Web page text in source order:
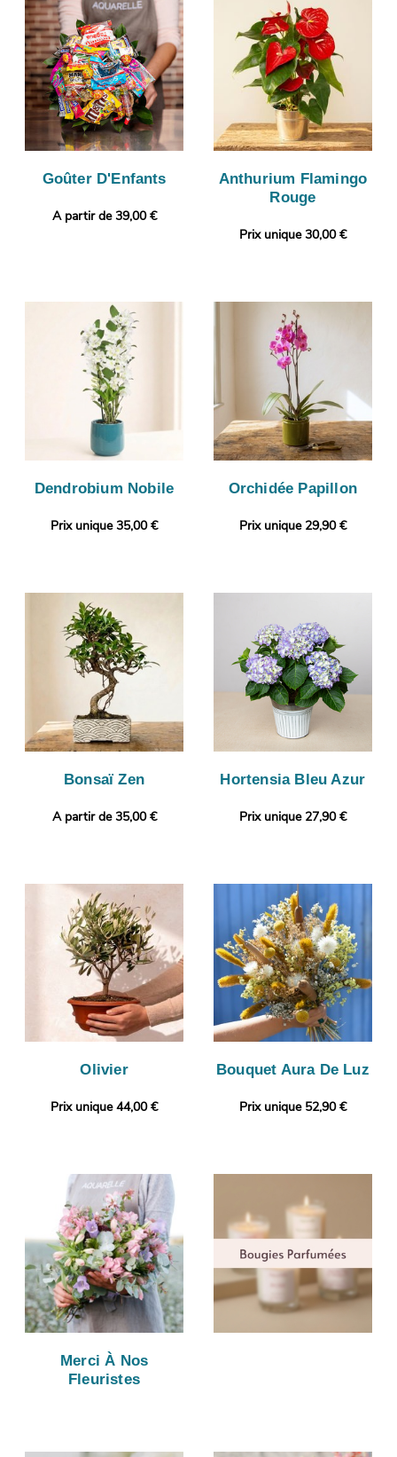
Goûter D'Enfants
A partir de 39,00 €
Anthurium Flamingo
Rouge
Prix unique 30,00 €
Dendrobium Nobile
Prix unique 35,00 €
Orchidée Papillon
Prix unique 29,90 €
Bonsaï Zen
A partir de 35,00 €
Hortensia Bleu Azur
Prix unique 27,90 €
Olivier
Prix unique 44,00 €
Bouquet Aura De Luz
Prix unique 52,90 €
Merci À Nos
Fleuristes